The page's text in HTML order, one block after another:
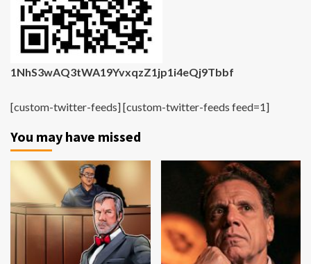
1NhS3wAQ3tWA19YvxqzZ1jp1i4eQj9Tbbf
[custom-twitter-feeds] [custom-twitter-feeds feed=1]
You may have missed